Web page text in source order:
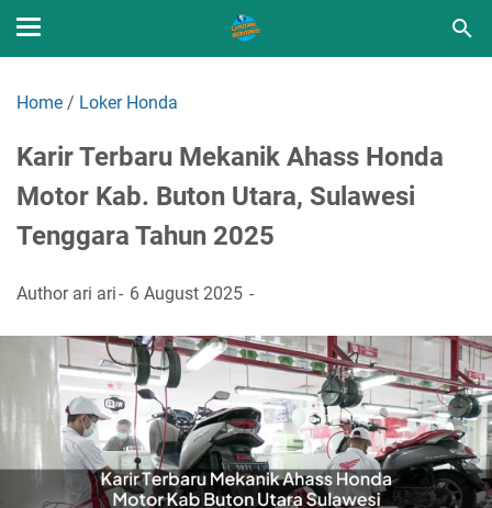
Home / Loker Honda
Karir Terbaru Mekanik Ahass Honda
Motor Kab. Buton Utara, Sulawesi
Tenggara Tahun 2025
Author ari ari 6 August 2025